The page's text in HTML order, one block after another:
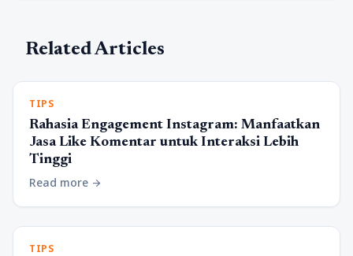
Related Articles
TIPS
Rahasia Engagement Instagram: Manfaatkan
Jasa Like Komentar untuk Interaksi Lebih
Tinggi
Read more arrow_forward
TIPS